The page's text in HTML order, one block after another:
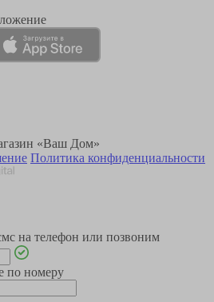
«Ваш Дом»
Политика конфиденциальности
на телефон или позвоним
по номеру